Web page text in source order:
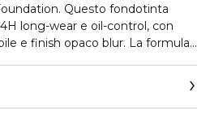
Questo fondotinta
long-wear e oil-control, con
e finish opaco blur. La formula
donando un look uniforme e
vitamina E e burro di
tutto il giorno